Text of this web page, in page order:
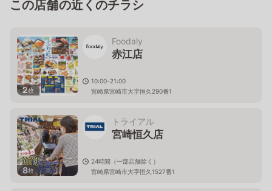
この店舗の近くのチラシ
2枚
Foodaly
赤江店
10:00-21:00
宮崎県宮崎市大字恒久290番1
8枚
トライアル
宮崎恒久店
24時間（一部店舗除く）
宮崎県宮崎市大字恒久1527番1